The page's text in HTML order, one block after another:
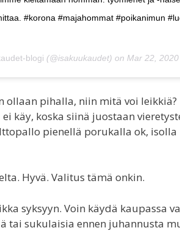
#korona #majahommat #poikanimun
blogi (@isakuukaudet) on Mar 22,
ollaan pihalla, niin mitä voi
käy, koska siinä juostaan
pienellä porukalla ok,
Hyvä. Valitus tämä onkin.
syksyyn. Voin käydä kaupassa
tai sukulaisia ennen juhannusta